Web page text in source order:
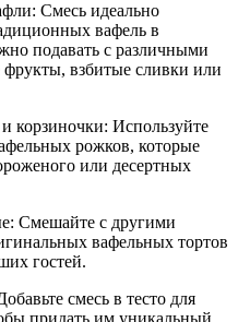
Смесь идеально
вафель в
подавать с различными
взбитые сливки или
корзиночки: Используйте
рожков, которые
или десертных
Смешайте с другими
вафельных тортов
гостей.
смесь в тесто для